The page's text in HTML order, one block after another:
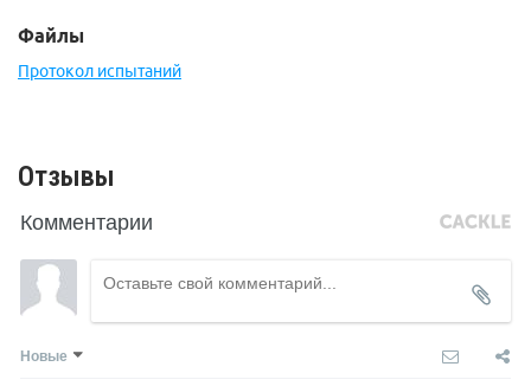
Файлы
Протокол испытаний
Отзывы
Комментарии
Новые